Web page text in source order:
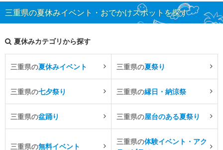
三重県の夏休みイベント・おでかけスポットを探す
夏休みカテゴリから探す
三重県の夏休みイベント 三重県の夏祭り
三重県の七夕祭り 三重県の縁日・納涼祭
三重県の盆踊り 三重県の屋台のある夏祭り
三重県の無料イベント
三重県の体験イベント・アク